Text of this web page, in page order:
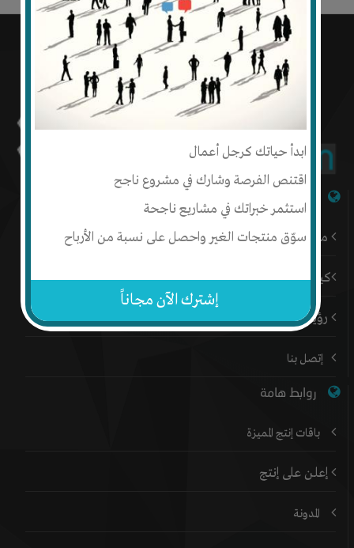
ابدأ حياتك كرجل أعمال
اقتنص الفرصة وشارك في مشروع ناجح
استثمر خبراتك في مشاريع ناجحة
سوّق منتجات الغير واحصل على نسبة من الأرباح
إشترك الآن مجاناً
من نحن
كيف أبدأ
رؤيتنا
إتصل بنا
روابط هامة
باقات إنتج المميزة
إعلن على إنتج
المدونة